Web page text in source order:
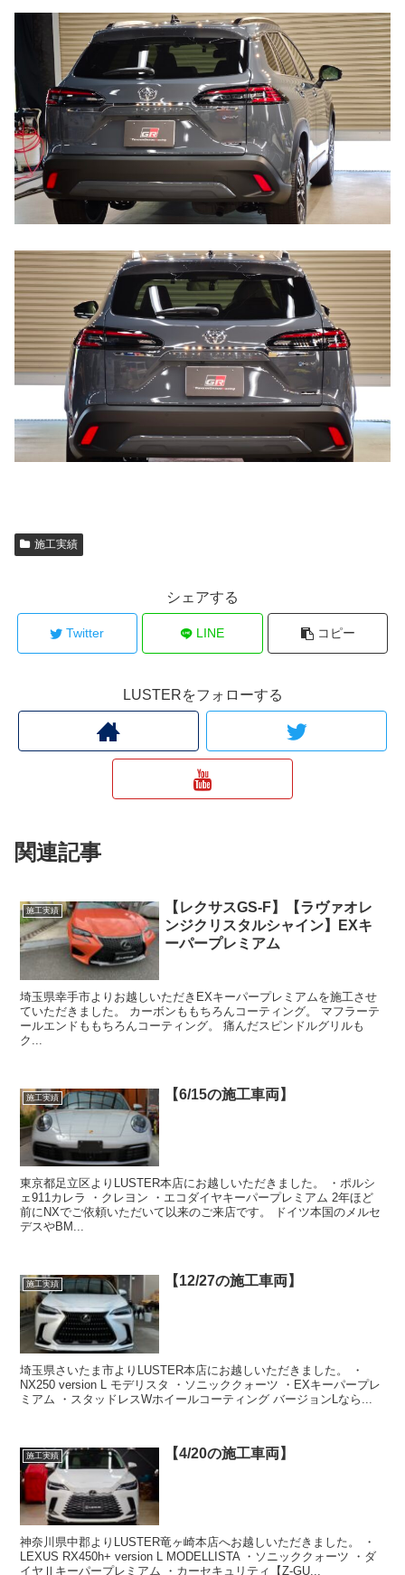
施工実績
シェアする
Twitter LINE コピー
LUSTERをフォローする
関連記事
施工実績
【レクサスGS-F】【ラヴァオレ
ンジクリスタルシャイン】EXキ
ーパープレミアム
埼玉県幸手市よりお越しいただきEXキーパープレミアムを施工させ
ていただきました。 カーボンももちろんコーティング。 マフラーテ
ールエンドももちろんコーティング。 痛んだスピンドルグリルも
ク...
施工実績 【6/15の施工車両】
東京都足立区よりLUSTER本店にお越しいただきました。 ・ポルシ
ェ911カレラ ・クレヨン ・エコダイヤキーパープレミアム 2年ほど
前にNXでご依頼いただいて以来のご来店です。 ドイツ本国のメルセ
デスやBM...
施工実績 【12/27の施工車両】
埼玉県さいたま市よりLUSTER本店にお越しいただきました。 ・
NX250 version L モデリスタ ・ソニッククォーツ ・EXキーパープレ
ミアム ・スタッドレスWホイールコーティング バージョンLなら...
施工実績 【4/20の施工車両】
神奈川県中郡よりLUSTER竜ヶ崎本店へお越しいただきました。 ・
LEXUS RX450h+ version L MODELLISTA ・ソニッククォーツ ・ダ
イヤⅡキーパープレミアム ・カーセキュリティ【Z-GU...